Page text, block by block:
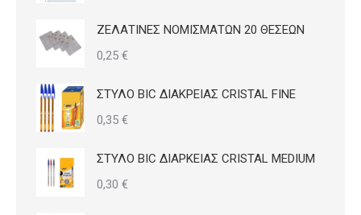
ΖΕΛΑΤΙΝΕΣ ΝΟΜΙΣΜΑΤΩΝ 20 ΘΕΣΕΩΝ
0,25 €
ΣΤΥΛΟ BIC ΔΙΑΚΡΕΙΑΣ CRISTAL FINE
0,35 €
ΣΤΥΛΟ BIC ΔΙΑΡΚΕΙΑΣ CRISTAL MEDIUM
0,30 €